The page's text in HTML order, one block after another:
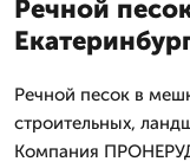
Речной
Речной песок в
строительных,
Компания